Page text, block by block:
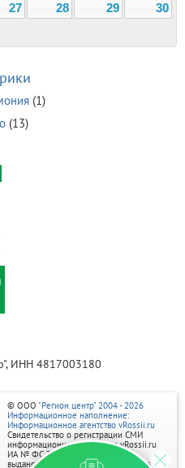
27 28 29
30
(1)
(13)
ИНН 4817003180
© ООО "Регион центр" 2004 - 2026
Информационное наполнение:
Информационное агентство vRossii.ru
Свидетельство о регистрации СМИ
информационного агентства vRossii.ru
ИА № ФС 77‑35502
выдано РОСКОМНАДЗОРом 04 марта